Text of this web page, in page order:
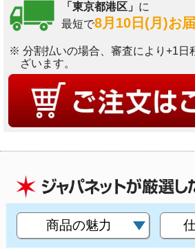
「東京都港区」 に
最短で8月10日(月)お
※ 分割払いの場合、審査により+1日
ざいます。
商品の魅力